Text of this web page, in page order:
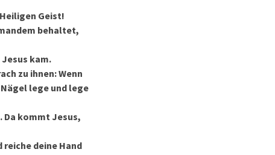
Geist!
behaltet,
kam.
zu ihnen: Wenn
lege und lege
Da kommt Jesus,
reiche deine Hand